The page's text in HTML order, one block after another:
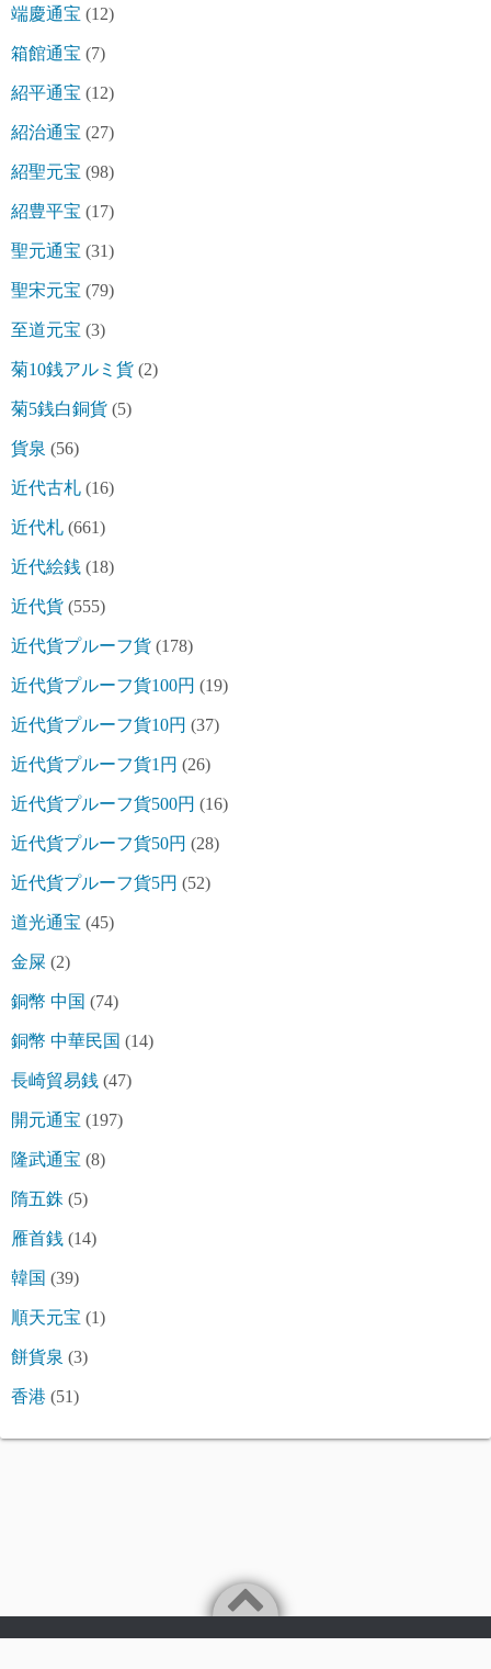
端慶通宝 (12)
箱館通宝 (7)
紹平通宝 (12)
紹治通宝 (27)
紹聖元宝 (98)
紹豊平宝 (17)
聖元通宝 (31)
聖宋元宝 (79)
至道元宝 (3)
菊10銭アルミ貨 (2)
菊5銭白銅貨 (5)
貨泉 (56)
近代古札 (16)
近代札 (661)
近代絵銭 (18)
近代貨 (555)
近代貨プルーフ貨 (178)
近代貨プルーフ貨100円 (19)
近代貨プルーフ貨10円 (37)
近代貨プルーフ貨1円 (26)
近代貨プルーフ貨500円 (16)
近代貨プルーフ貨50円 (28)
近代貨プルーフ貨5円 (52)
道光通宝 (45)
金屎 (2)
銅幣 中国 (74)
銅幣 中華民国 (14)
長崎貿易銭 (47)
開元通宝 (197)
隆武通宝 (8)
隋五銖 (5)
雁首銭 (14)
韓国 (39)
順天元宝 (1)
餅貨泉 (3)
香港 (51)